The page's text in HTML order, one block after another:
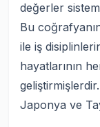
değerler
Bu
ile iş
hayatlarının
Japonya ve